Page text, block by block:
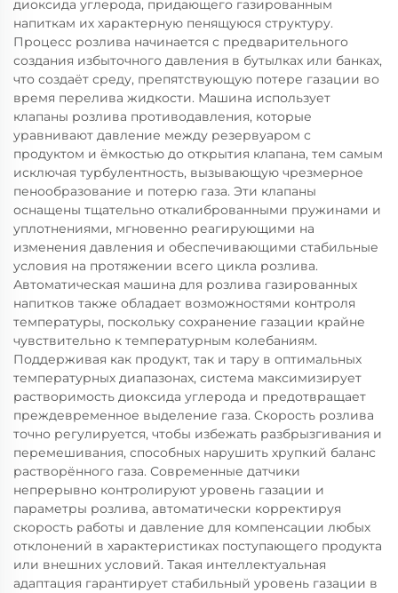
диоксида углерода, придающего газированным
напиткам их характерную пенящуюся структуру.
Процесс розлива начинается с предварительного
создания избыточного давления в бутылках или банках,
что создаёт среду, препятствующую потере газации во
время перелива жидкости. Машина использует
клапаны розлива противодавления, которые
уравнивают давление между резервуаром с
продуктом и ёмкостью до открытия клапана, тем самым
исключая турбулентность, вызывающую чрезмерное
пенообразование и потерю газа. Эти клапаны
оснащены тщательно откалиброванными пружинами и
уплотнениями, мгновенно реагирующими на
изменения давления и обеспечивающими стабильные
условия на протяжении всего цикла розлива.
Автоматическая машина для розлива газированных
напитков также обладает возможностями контроля
температуры, поскольку сохранение газации крайне
чувствительно к температурным колебаниям.
Поддерживая как продукт, так и тару в оптимальных
температурных диапазонах, система максимизирует
растворимость диоксида углерода и предотвращает
преждевременное выделение газа. Скорость розлива
точно регулируется, чтобы избежать разбрызгивания и
перемешивания, способных нарушить хрупкий баланс
растворённого газа. Современные датчики
непрерывно контролируют уровень газации и
параметры розлива, автоматически корректируя
скорость работы и давление для компенсации любых
отклонений в характеристиках поступающего продукта
или внешних условий. Такая интеллектуальная
адаптация гарантирует стабильный уровень газации в